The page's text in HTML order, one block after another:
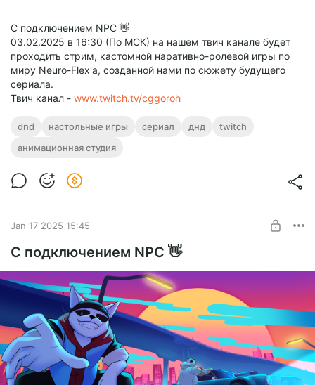
С подключением NPC 👋
03.02.2025 в 16:30 (По МСК) на нашем твич канале будет
проходить стрим, кастомной наративно-ролевой игры по
миру Neuro-Flex'а, созданной нами по сюжету будущего
сериала.
Твич канал - www.twitch.tv/cggoroh
dnd настольные игры сериал днд
twitch
анимационная студия
Jan 17 2025 15:45
С подключением NPC 👋